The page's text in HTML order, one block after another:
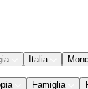
Italia
Famiglia